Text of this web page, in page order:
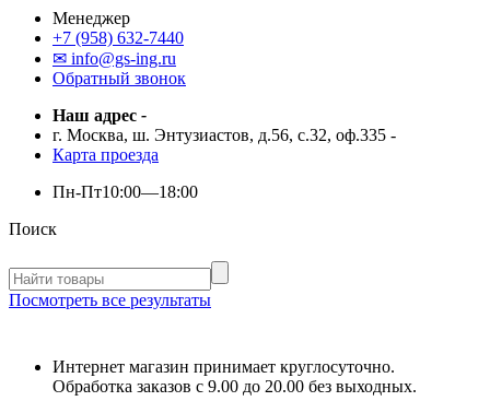
Менеджер
+7 (958) 632-7440
✉ info@gs-ing.ru
Обратный звонок
Наш адрес -
г. Москва, ш. Энтузиастов, д.56, с.32, оф.335 -
Карта проезда
Пн-Пт10:00—18:00
Поиск
Посмотреть все результаты
Интернет магазин принимает круглосуточно.
Обработка заказов с 9.00 до 20.00 без выходных.